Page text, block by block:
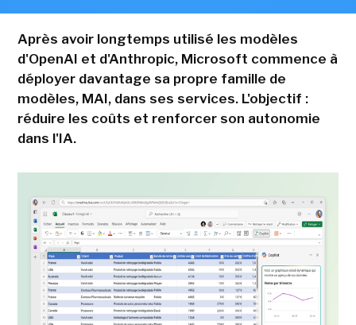
Après avoir longtemps utilisé les modèles
d'OpenAI et d'Anthropic, Microsoft commence à
déployer davantage sa propre famille de
modèles, MAI, dans ses services. L'objectif :
réduire les coûts et renforcer son autonomie
dans l'IA.